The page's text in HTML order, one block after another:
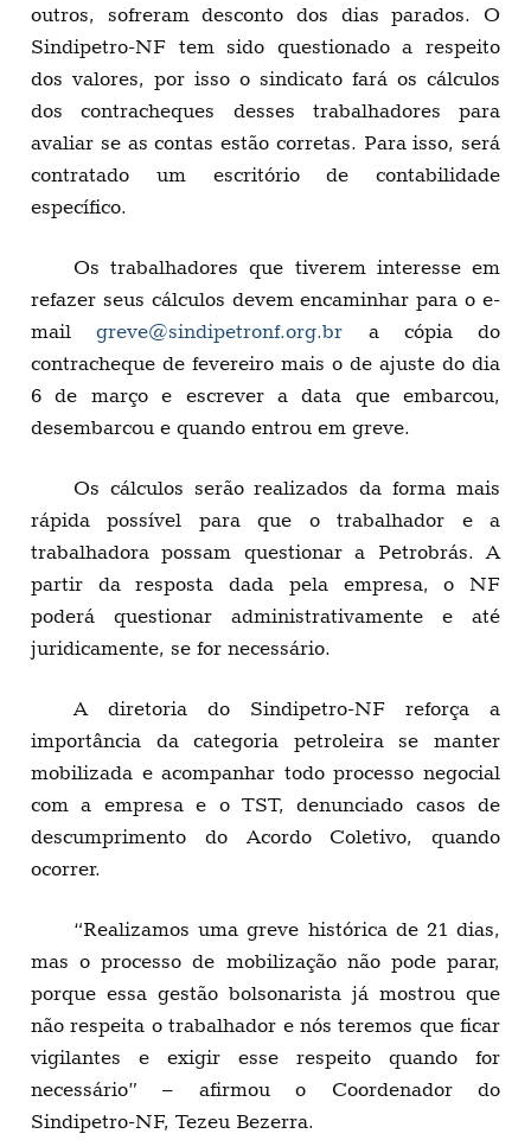
outros, sofreram desconto dos dias parados. O
Sindipetro-NF tem sido questionado a respeito
dos valores, por isso o sindicato fará os cálculos
dos contracheques desses trabalhadores para
avaliar se as contas estão corretas. Para isso, será
contratado um escritório de contabilidade
específico.
Os trabalhadores que tiverem interesse em
refazer seus cálculos devem encaminhar para o e-
mailgreve@sindipetronf.org.br a cópia do
contracheque de fevereiro mais o de ajuste do dia
6 de março e escrever a data que embarcou,
desembarcou e quando entrou em greve.
Os cálculos serão realizados da forma mais
rápida possível para que o trabalhador e a
trabalhadora possam questionar a Petrobrás. A
partir da resposta dada pela empresa, o NF
poderá questionar administrativamente e até
juridicamente, se for necessário.
A diretoria do Sindipetro-NF reforça a
importância da categoria petroleira se manter
mobilizada e acompanhar todo processo negocial
com a empresa e o TST, denunciado casos de
descumprimento do Acordo Coletivo, quando
ocorrer.
“Realizamos uma greve histórica de 21 dias,
mas o processo de mobilização não pode parar,
porque essa gestão bolsonarista já mostrou que
não respeita o trabalhador e nós teremos que ficar
vigilantes e exigir esse respeito quando for
necessário” – afirmou o Coordenador do
Sindipetro-NF, Tezeu Bezerra.